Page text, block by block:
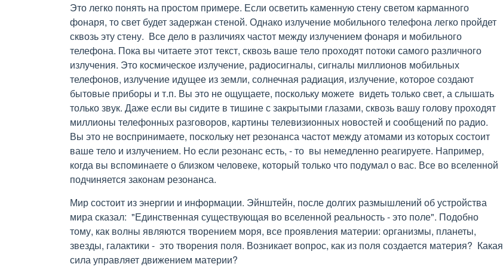
Это легко понять на простом примере. Если осветить каменную стену светом карманного
фонаря, то свет будет задержан стеной. Однако излучение мобильного телефона легко пройдет
сквозь эту стену. Все дело в различиях частот между излучением фонаря и мобильного
телефона. Пока вы читаете этот текст, сквозь ваше тело проходят потоки самого различного
излучения. Это космическое излучение, радиосигналы, сигналы миллионов мобильных
телефонов, излучение идущее из земли, солнечная радиация, излучение, которое создают
бытовые приборы и т.п. Вы это не ощущаете, поскольку можете видеть только свет, а слышать
только звук. Даже если вы сидите в тишине с закрытыми глазами, сквозь вашу голову проходят
миллионы телефонных разговоров, картины телевизионных новостей и сообщений по радио.
Вы это не воспринимаете, поскольку нет резонанса частот между атомами из которых состоит
ваше тело и излучением. Но если резонанс есть, - то вы немедленно реагируете. Например,
когда вы вспоминаете о близком человеке, который только что подумал о вас. Все во вселенной
подчиняется законам резонанса.
Мир состоит из энергии и информации. Эйнштейн, после долгих размышлений об устройства
мира сказал: "Единственная существующая во вселенной реальность - это поле". Подобно
тому, как волны являются творением моря, все проявления материи: организмы, планеты,
звезды, галактики - это творения поля. Возникает вопрос, как из поля создается материя? Какая
сила управляет движением материи?